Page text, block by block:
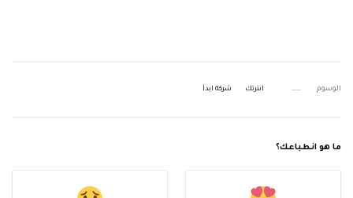
الوسوم انترتك شركة ابدأ
ما هو انطباعك؟